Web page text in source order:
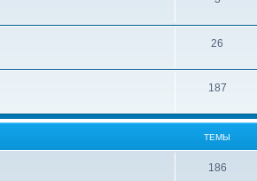
26
187
ТЕМЫ
186